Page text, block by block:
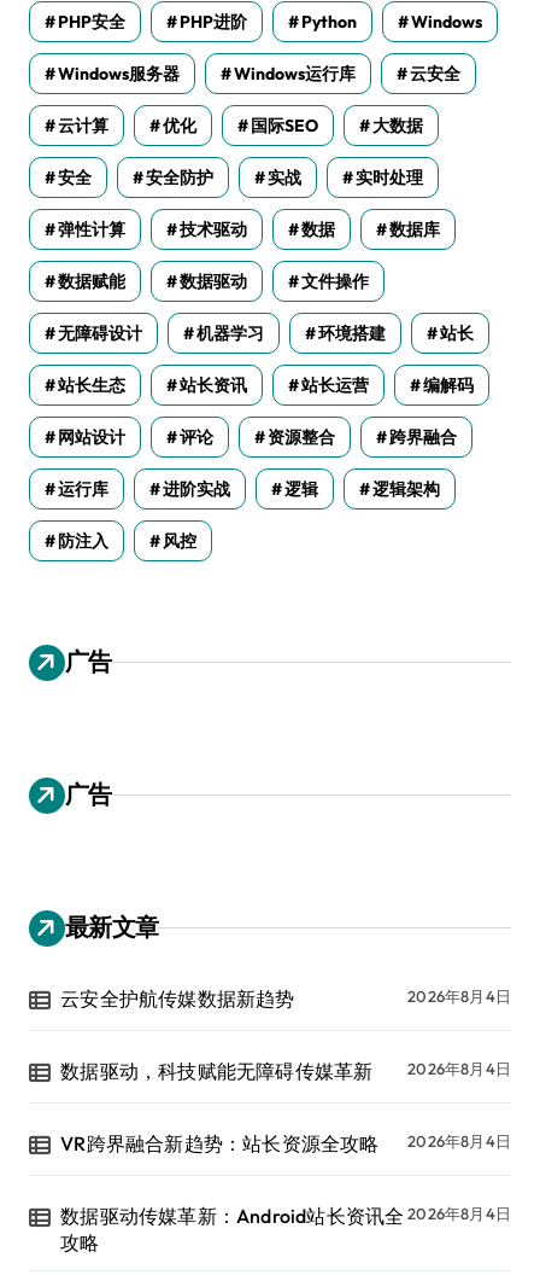
PHP安全 PHP进阶 Python Windows
Windows服务器 Windows运行库 云安全
云计算 优化 国际SEO 大数据
安全 安全防护 实战 实时处理
弹性计算 技术驱动 数据 数据库
数据赋能 数据驱动 文件操作
无障碍设计 机器学习 环境搭建 站长
站长生态 站长资讯 站长运营 编解码
网站设计 评论 资源整合 跨界融合
运行库 进阶实战 逻辑 逻辑架构
防注入 风控
广告
广告
最新文章
云安全护航传媒数据新趋势 2026年8月4日
数据驱动，科技赋能无障碍传媒革新 2026年8月4日
VR跨界融合新趋势：站长资源全攻略 2026年8月4日
数据驱动传媒革新：Android站长资讯全
攻略
2026年8月4日